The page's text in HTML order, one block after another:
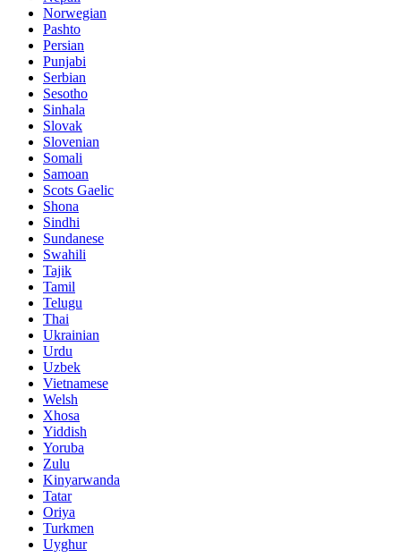
Norwegian
Pashto
Persian
Punjabi
Serbian
Sesotho
Sinhala
Slovak
Slovenian
Somali
Samoan
Scots Gaelic
Shona
Sindhi
Sundanese
Swahili
Tajik
Tamil
Telugu
Thai
Ukrainian
Urdu
Uzbek
Vietnamese
Welsh
Xhosa
Yiddish
Yoruba
Zulu
Kinyarwanda
Tatar
Oriya
Turkmen
Uyghur